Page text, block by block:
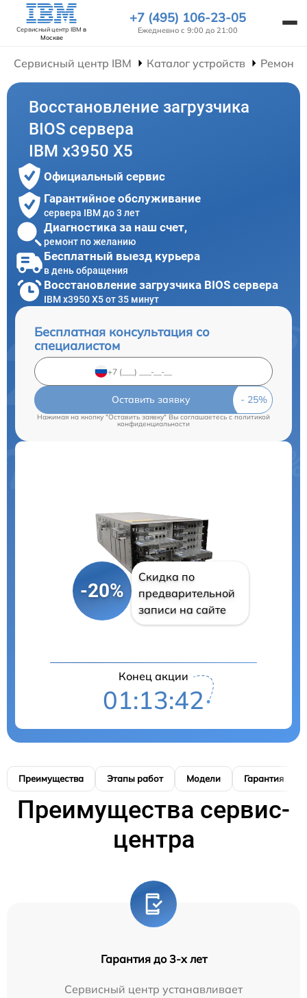
Сервисный центр IBM в
Москве
+7 (495) 106-23-05
Ежедневно с 9:00 до 21:00
Сервисный центр IBM Каталог устройств Ремонт
Восстановление загрузчика
BIOS сервера
IBM x3950 X5
Официальный сервис
Гарантийное обслуживание
сервера IBM до 3 лет
Диагностика за наш счет,
ремонт по желанию
Бесплатный выезд курьера
в день обращения
Восстановление загрузчика BIOS сервера
IBM x3950 X5 от 35 минут
Бесплатная консультация со
специалистом
Оставить заявку
Нажимая на кнопку "Оставить заявку" Вы соглашаетесь c политикой
конфиденциальности
-20%
Скидка по
предварительной
записи на сайте
Конец акции
01:13:41
Преимущества Этапы работ Модели Гарантия
Преимущества сервис-
центра
Гарантия до 3-х лет
Сервисный центр устанавливает